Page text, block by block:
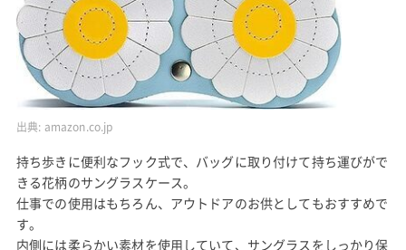
出典: amazon.co.jp
持ち歩きに便利なフック式で、バッグに取り付けて持ち運びがで
きる花柄のサングラスケース。
仕事での使用はもちろん、アウトドアのお供としてもおすすめで
す。
内側には柔らかい素材を使用していて、サングラスをしっかり保